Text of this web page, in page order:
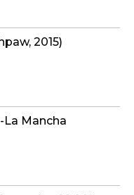
2015)
La Mancha